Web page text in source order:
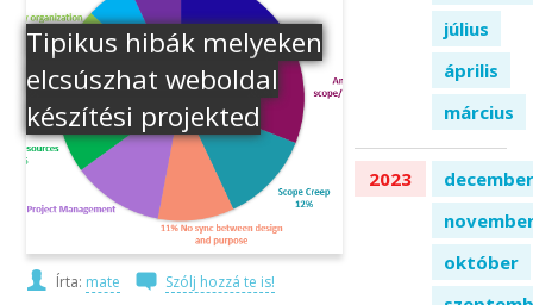
Tipikus hibák melyeken
elcsúszhat weboldal
készítési projekted
Írta: mate Szólj hozzá te is!
július
április
március
2023
december
október